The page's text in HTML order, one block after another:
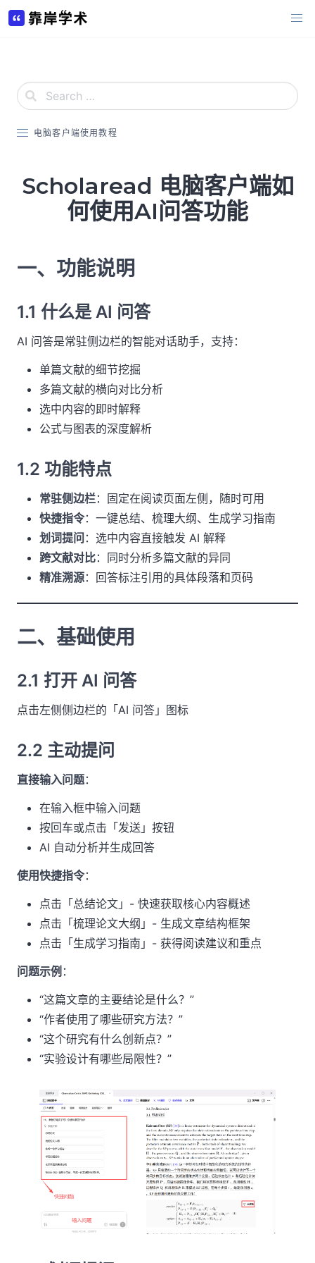
Skip
to
电脑客户端使用教程
Scholaread 电脑客户端如
何使用AI问答功能
一、功能说明
1.1 什么是 AI 问答
AI 问答是常驻侧边栏的智能对话助手，支持：
单篇文献的细节挖掘
多篇文献的横向对比分析
选中内容的即时解释
公式与图表的深度解析
1.2 功能特点
常驻侧边栏：固定在阅读页面左侧，随时可用
快捷指令：一键总结、梳理大纲、生成学习指南
划词提问 ：选中内容直接触发 AI 解释
跨文献对比：同时分析多篇文献的异同
精准溯源：回答标注引用的具体段落和页码
二、基础使用
2.1 打开 AI 问答
点击左侧侧边栏的「AI 问答」图标
2.2 主动提问
直接输入问题：
在输入框中输入问题
按回车或点击「发送」按钮
AI 自动分析并生成回答
使用快捷指令：
点击「总结论文」- 快速获取核心内容概述
点击「梳理论文大纲」- 生成文章结构框架
点击「生成学习指南」- 获得阅读建议和重点
问题示例 ：
“这篇文章的主要结论是什么？”
“作者使用了哪些研究方法？”
“这个研究有什么创新点？”
“实验设计有哪些局限性？”